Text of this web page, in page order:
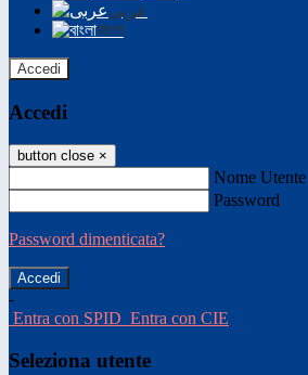
عربى
বাংলা
Accedi
Accedi
button close ×
Nome Utente
Password
Password dimenticata?
-
Entra con SPID Entra con CIE
Seleziona utente